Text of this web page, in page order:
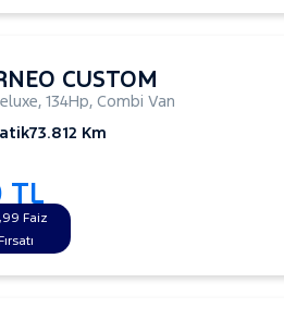
CUSTOM
, 134Hp, Combi Van
73.812 Km
TL
Faiz